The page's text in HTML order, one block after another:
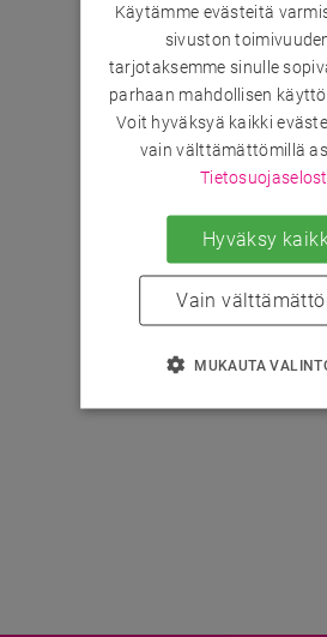
Käytämme evästeitä
sivuston
tarjotaksemme sinulle
parhaan mahdollisen
Voit hyväksyä kaikki
vain välttämättömillä
Hyväksy
Vain
MUKAUTA